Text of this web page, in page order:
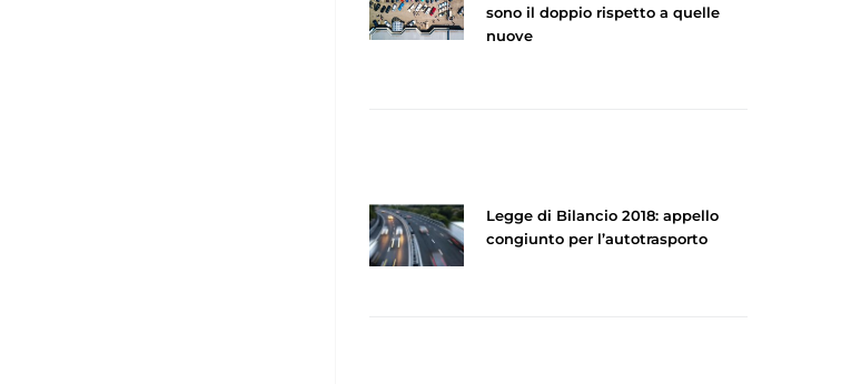
sono il doppio rispetto a quelle
nuove
Legge di Bilancio 2018: appello
congiunto per l’autotrasporto